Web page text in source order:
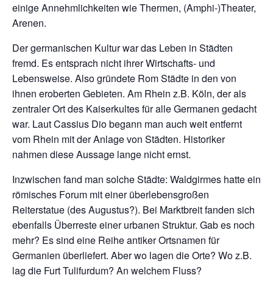
einige Annehmlichkeiten wie Thermen, (Amphi-)Theater,
Arenen.
Der germanischen Kultur war das Leben in Städten
fremd. Es entsprach nicht ihrer Wirtschafts- und
Lebensweise. Also gründete Rom Städte in den von
ihnen eroberten Gebieten. Am Rhein z.B. Köln, der als
zentraler Ort des Kaiserkultes für alle Germanen gedacht
war. Laut Cassius Dio begann man auch weit entfernt
vom Rhein mit der Anlage von Städten. Historiker
nahmen diese Aussage lange nicht ernst.
Inzwischen fand man solche Städte: Waldgirmes hatte ein
römisches Forum mit einer überlebensgroßen
Reiterstatue (des Augustus?). Bei Marktbreit fanden sich
ebenfalls Überreste einer urbanen Struktur. Gab es noch
mehr? Es sind eine Reihe antiker Ortsnamen für
Germanien überliefert. Aber wo lagen die Orte? Wo z.B.
lag die Furt Tulifurdum? An welchem Fluss?